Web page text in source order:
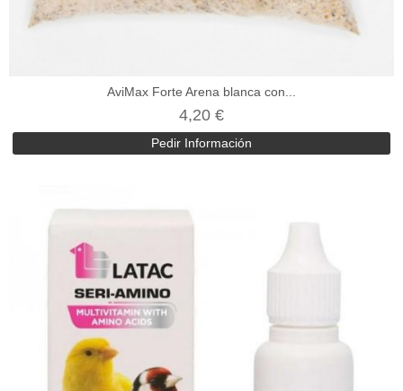
AviMax Forte Arena blanca con...
4,20 €
Pedir Información